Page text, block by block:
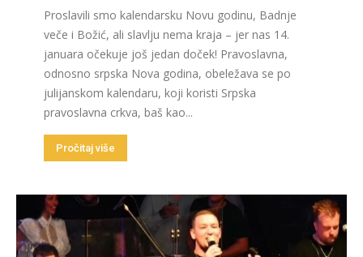
Proslavili smo kalendarsku Novu godinu, Badnje
veče i Božić, ali slavlju nema kraja – jer nas 14.
januara očekuje još jedan doček! Pravoslavna,
odnosno srpska Nova godina, obeležava se po
julijanskom kalendaru, koji koristi Srpska
pravoslavna crkva, baš kao...
Pročitaj više